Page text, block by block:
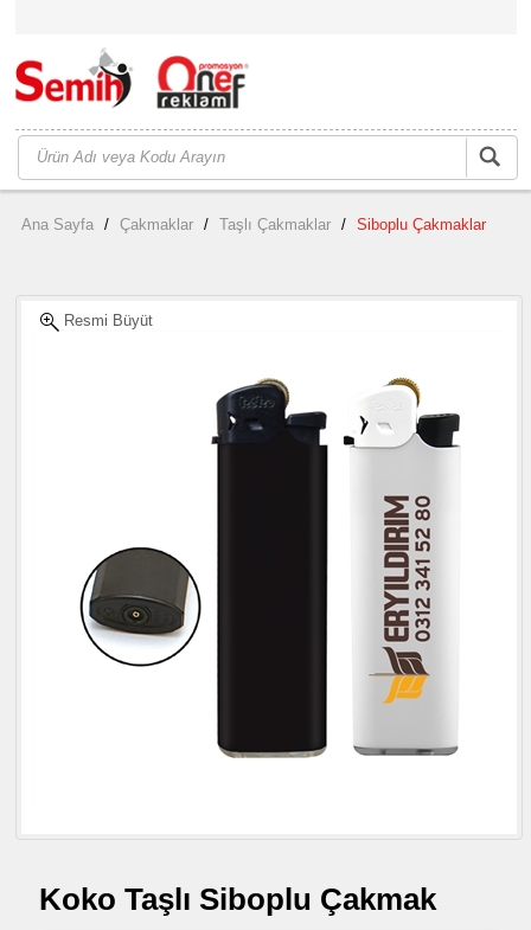
Ana Sayfa / Çakmaklar / Taşlı Çakmaklar / Siboplu Çakmaklar
Resmi Büyüt
Koko Taşlı Siboplu Çakmak